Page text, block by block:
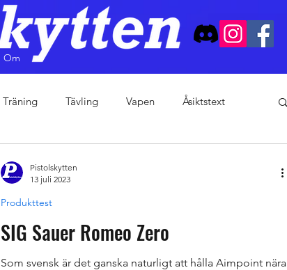
Om
Träning Tävling Vapen Åsiktstext
SIG Sauer Romeo Zero
Som svensk är det ganska naturligt att hålla Aimpoint nära
Produkttest
Pistolskytten
13 juli 2023